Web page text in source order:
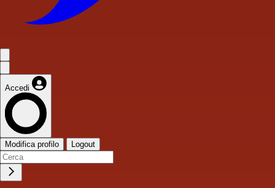
Accedi
Modifica profilo Logout